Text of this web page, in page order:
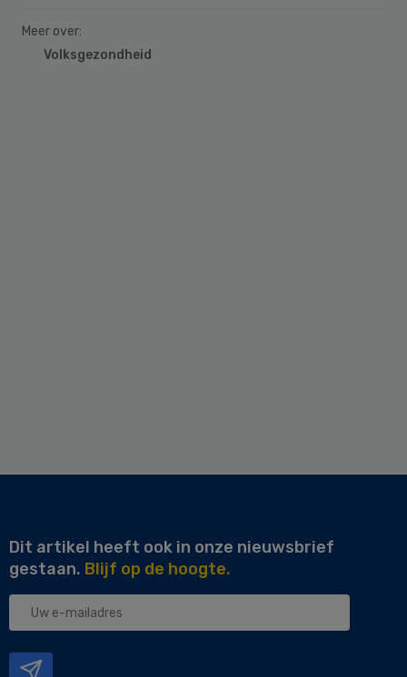
Meer over:
Volksgezondheid
Dit artikel heeft ook in onze nieuwsbrief
gestaan. Blijf op de hoogte.
Uw